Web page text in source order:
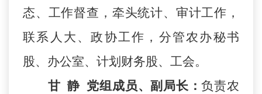
态、工作督查，牵头统计、审计工作，
联系人大、政协工作，分管农办秘书
股、办公室、计划财务股、工会。
甘 静 党组成员、副局长：负责农